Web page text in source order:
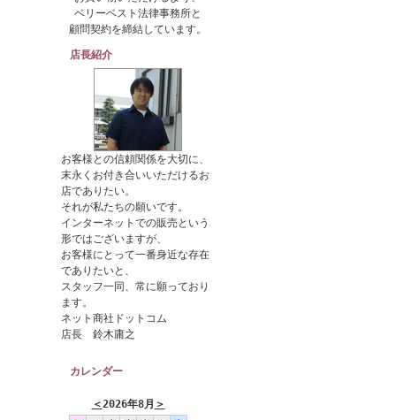
ベリーベスト法律事務所と
顧問契約を締結しています。
店長紹介
お客様との信頼関係を大切に、
末永くお付き合いいただけるお
店でありたい。
それが私たちの願いです。
インターネットでの販売という
形ではございますが、
お客様にとって一番身近な存在
でありたいと、
スタッフ一同、常に願っており
ます。
ネット商社ドットコム
店長 鈴木庸之
カレンダー
＜2026年8月 ＞